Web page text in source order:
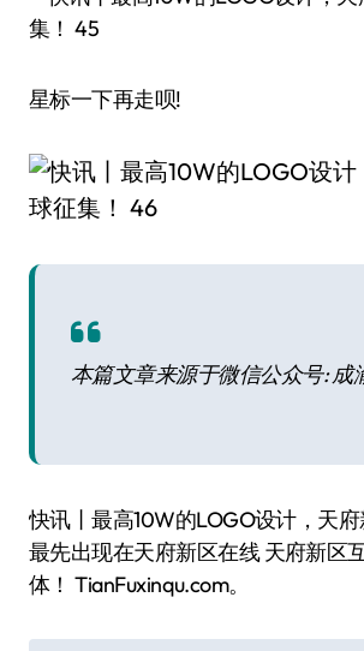
星标一下再走呗!
本篇文章来源于微信公众号: 成
快讯丨最高10W的LOGO设计，天府
最先出现在天府新区在线 天府新区
体！ TianFuxinqu.com。